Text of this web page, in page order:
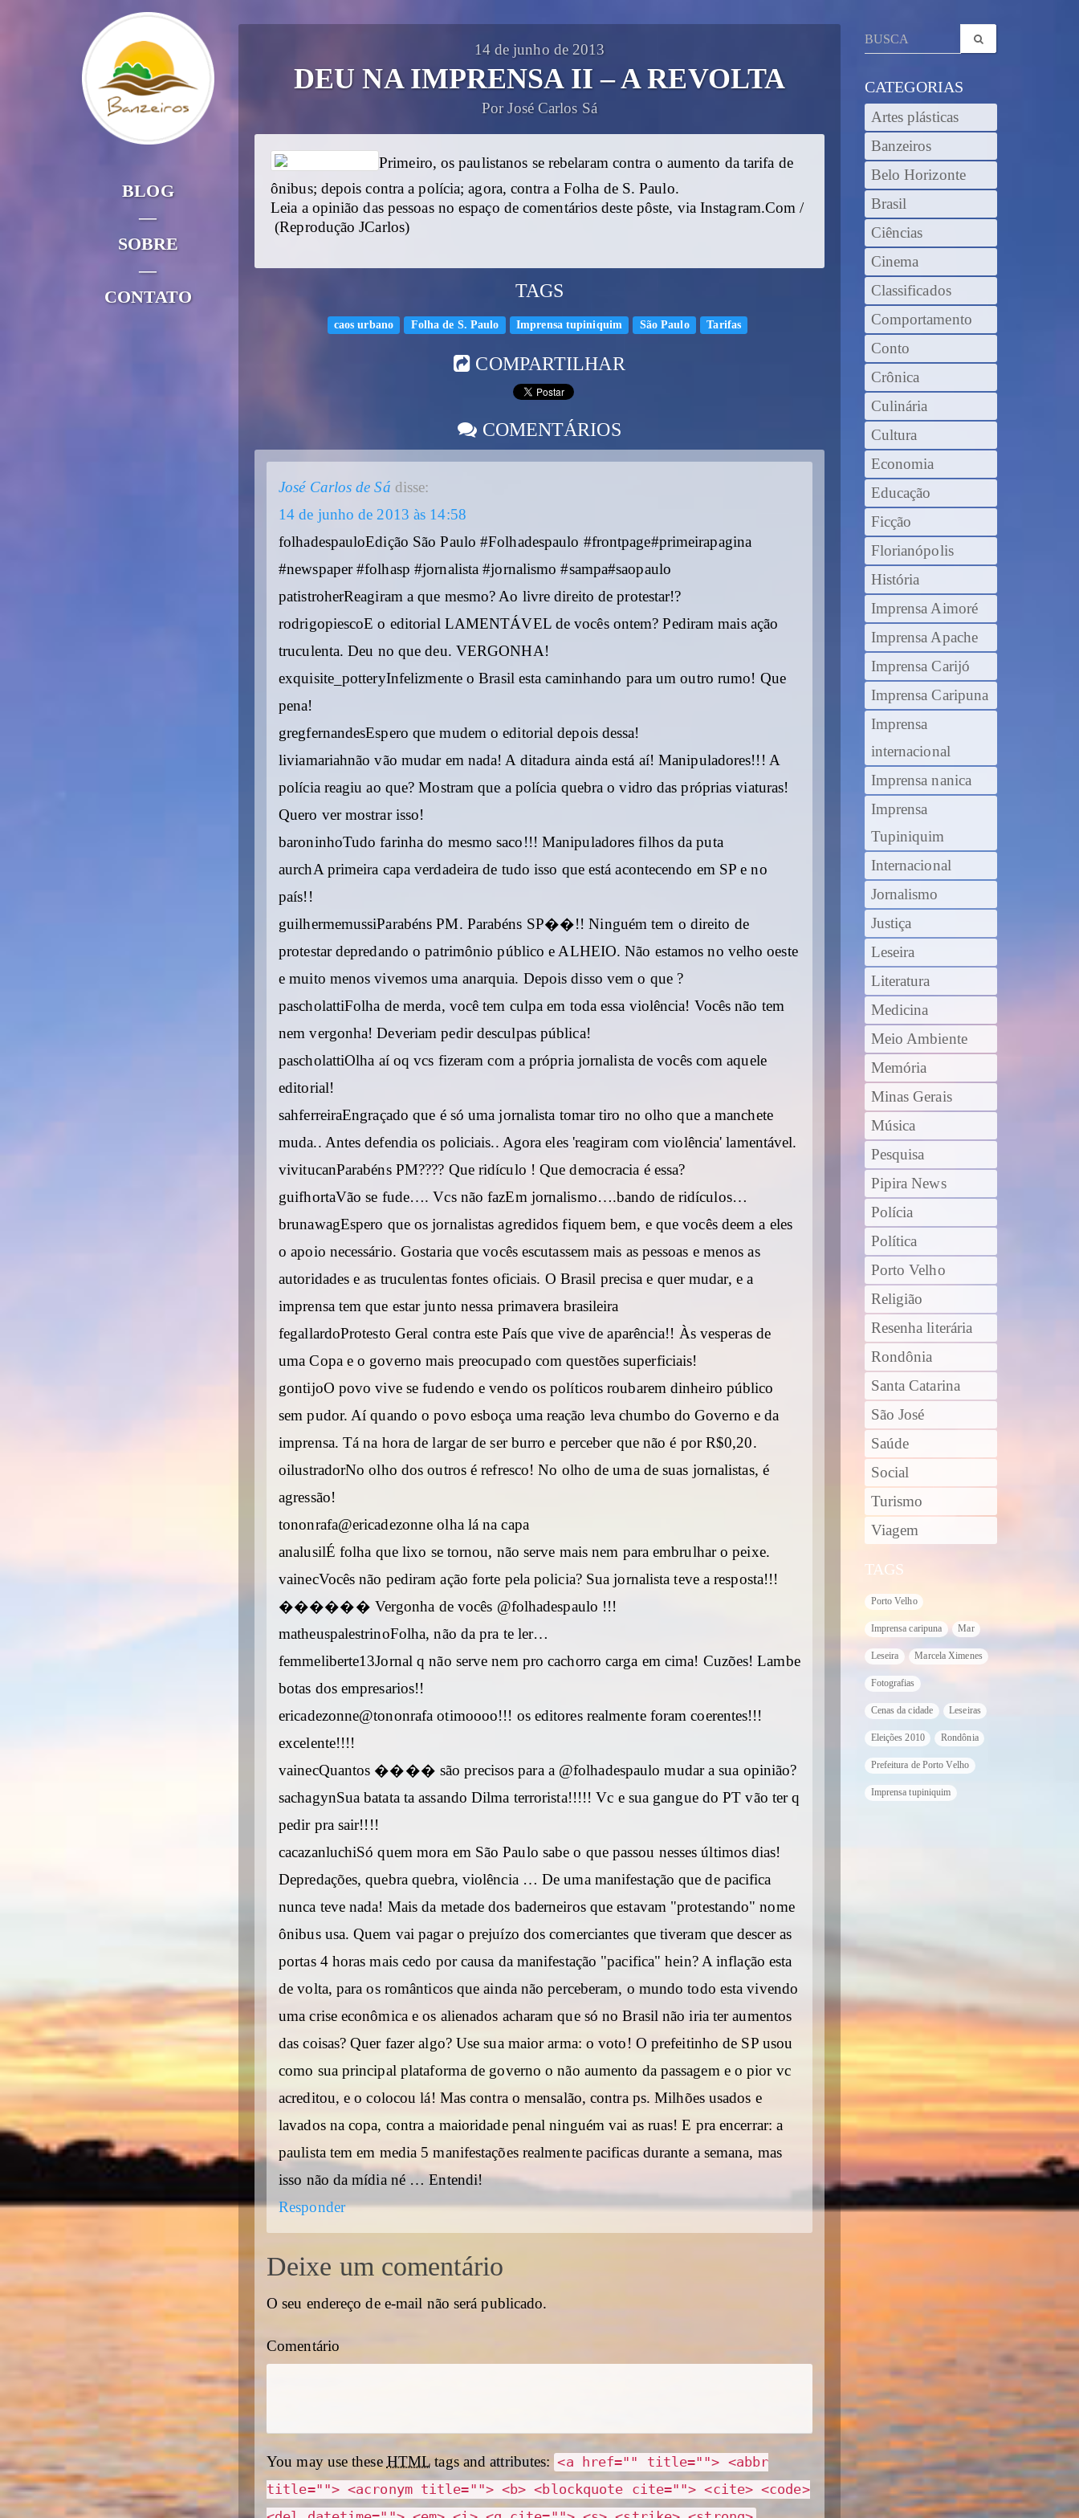
BLOG
—
SOBRE
—
CONTATO
14 de junho de 2013
DEU NA IMPRENSA II – A REVOLTA
Por José Carlos Sá
Primeiro, os paulistanos se rebelaram contra o aumento da tarifa de
ônibus; depois contra a polícia; agora, contra a Folha de S. Paulo.
Leia a opinião das pessoas no espaço de comentários deste pôste, via Instagram.Com /
(Reprodução JCarlos)
TAGS
caos urbano Folha de S. Paulo Imprensa tupiniquim São Paulo Tarifas
COMPARTILHAR
COMENTÁRIOS
José Carlos de Sá disse:
14 de junho de 2013 às 14:58
folhadespauloEdição São Paulo #Folhadespaulo #frontpage#primeirapagina
#newspaper #folhasp #jornalista #jornalismo #sampa#saopaulo
patistroherReagiram a que mesmo? Ao livre direito de protestar!?
rodrigopiescoE o editorial LAMENTÁVEL de vocês ontem? Pediram mais ação
truculenta. Deu no que deu. VERGONHA!
exquisite_potteryInfelizmente o Brasil esta caminhando para um outro rumo! Que
pena!
gregfernandesEspero que mudem o editorial depois dessa!
liviamariahnão vão mudar em nada! A ditadura ainda está aí! Manipuladores!!! A
polícia reagiu ao que? Mostram que a polícia quebra o vidro das próprias viaturas!
Quero ver mostrar isso!
baroninhoTudo farinha do mesmo saco!!! Manipuladores filhos da puta
aurchA primeira capa verdadeira de tudo isso que está acontecendo em SP e no
país!!
guilhermemussiParabéns PM. Parabéns SP��!! Ninguém tem o direito de
protestar depredando o patrimônio público e ALHEIO. Não estamos no velho oeste
e muito menos vivemos uma anarquia. Depois disso vem o que ?
pascholattiFolha de merda, você tem culpa em toda essa violência! Vocês não tem
nem vergonha! Deveriam pedir desculpas pública!
pascholattiOlha aí oq vcs fizeram com a própria jornalista de vocês com aquele
editorial!
sahferreiraEngraçado que é só uma jornalista tomar tiro no olho que a manchete
muda.. Antes defendia os policiais.. Agora eles 'reagiram com violência' lamentável.
vivitucanParabéns PM???? Que ridículo ! Que democracia é essa?
guifhortaVão se fude…. Vcs não fazEm jornalismo….bando de ridículos…
brunawagEspero que os jornalistas agredidos fiquem bem, e que vocês deem a eles
o apoio necessário. Gostaria que vocês escutassem mais as pessoas e menos as
autoridades e as truculentas fontes oficiais. O Brasil precisa e quer mudar, e a
imprensa tem que estar junto nessa primavera brasileira
fegallardoProtesto Geral contra este País que vive de aparência!! Às vesperas de
uma Copa e o governo mais preocupado com questões superficiais!
gontijoO povo vive se fudendo e vendo os políticos roubarem dinheiro público
sem pudor. Aí quando o povo esboça uma reação leva chumbo do Governo e da
imprensa. Tá na hora de largar de ser burro e perceber que não é por R$0,20.
oilustradorNo olho dos outros é refresco! No olho de uma de suas jornalistas, é
agressão!
tononrafa@ericadezonne olha lá na capa
analusilÉ folha que lixo se tornou, não serve mais nem para embrulhar o peixe.
vainecVocês não pediram ação forte pela policia? Sua jornalista teve a resposta!!!
������ Vergonha de vocês @folhadespaulo !!!
matheuspalestrinoFolha, não da pra te ler…
femmeliberte13Jornal q não serve nem pro cachorro carga em cima! Cuzões! Lambe
botas dos empresarios!!
ericadezonne@tononrafa otimoooo!!! os editores realmente foram coerentes!!!
excelente!!!!
vainecQuantos ���� são precisos para a @folhadespaulo mudar a sua opinião?
sachagynSua batata ta assando Dilma terrorista!!!!! Vc e sua gangue do PT vão ter q
pedir pra sair!!!!
cacazanluchiSó quem mora em São Paulo sabe o que passou nesses últimos dias!
Depredações, quebra quebra, violência … De uma manifestação que de pacifica
nunca teve nada! Mais da metade dos baderneiros que estavam "protestando" nome
ônibus usa. Quem vai pagar o prejuízo dos comerciantes que tiveram que descer as
portas 4 horas mais cedo por causa da manifestação "pacifica" hein? A inflação esta
de volta, para os românticos que ainda não perceberam, o mundo todo esta vivendo
uma crise econômica e os alienados acharam que só no Brasil não iria ter aumentos
das coisas? Quer fazer algo? Use sua maior arma: o voto! O prefeitinho de SP usou
como sua principal plataforma de governo o não aumento da passagem e o pior vc
acreditou, e o colocou lá! Mas contra o mensalão, contra ps. Milhões usados e
lavados na copa, contra a maioridade penal ninguém vai as ruas! E pra encerrar: a
paulista tem em media 5 manifestações realmente pacificas durante a semana, mas
isso não da mídia né … Entendi!
Responder
Deixe um comentário
O seu endereço de e-mail não será publicado.
Comentário
You may use these HTML tags and attributes: <a href="" title=""> <abbr
title=""> <acronym title=""> <b> <blockquote cite=""> <cite> <code>
CATEGORIAS
Artes plásticas
Banzeiros
Belo Horizonte
Brasil
Ciências
Cinema
Classificados
Comportamento
Conto
Crônica
Culinária
Cultura
Economia
Educação
Ficção
Florianópolis
História
Imprensa Aimoré
Imprensa Apache
Imprensa Carijó
Imprensa Caripuna
Imprensa
internacional
Imprensa nanica
Imprensa
Tupiniquim
Internacional
Jornalismo
Justiça
Leseira
Literatura
Medicina
Meio Ambiente
Memória
Minas Gerais
Música
Pesquisa
Pipira News
Polícia
Política
Porto Velho
Religião
Resenha literária
Rondônia
Santa Catarina
São José
Saúde
Social
Turismo
Viagem
TAGS
Porto Velho
Imprensa caripuna Mar
Leseira Marcela Ximenes
Fotografias
Cenas da cidade Leseiras
Eleições 2010 Rondônia
Prefeitura de Porto Velho
Imprensa tupiniquim